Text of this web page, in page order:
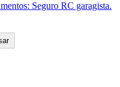
Seguro RC garagista.